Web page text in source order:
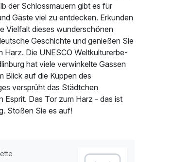
der Schlossmauern gibt es für
Gäste viel zu entdecken. Erkunden
Vielfalt dieses wunderschönen
Geschichte und genießen Sie
Harz. Die UNESCO Weltkulturerbe-
hat viele verwinkelte Gassen
Blick auf die Kuppen des
versprüht das Städtchen
Esprit. Das Tor zum Harz - das ist
Stoßen Sie es auf!